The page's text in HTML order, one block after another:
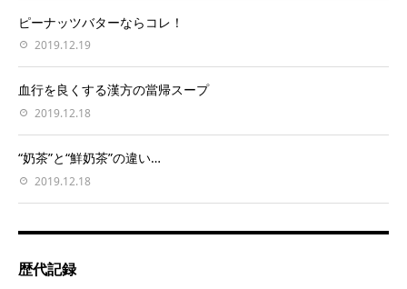
ピーナッツバターならコレ！
2019.12.19
血行を良くする漢方の當帰スープ
2019.12.18
“奶茶”と“鮮奶茶”の違い…
2019.12.18
歴代記録